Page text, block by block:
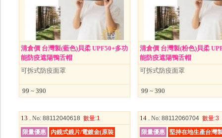
清倉價 台灣製(藍色)貝柔 UPF50+多功
能防疫遮陽鴨舌帽
可拆式防疫面罩
99 ~ 390
清倉價 台灣製(粉色)貝柔
能防疫遮陽鴨舌帽
可拆式防疫面罩
99 ~ 390
13 . No: 88112040618 數量:1
限量優惠
內鏡式鏡片/電鍍金(原裝
14 . No: 88112060704 數量:3
限量優惠
堅持在地生產台灣